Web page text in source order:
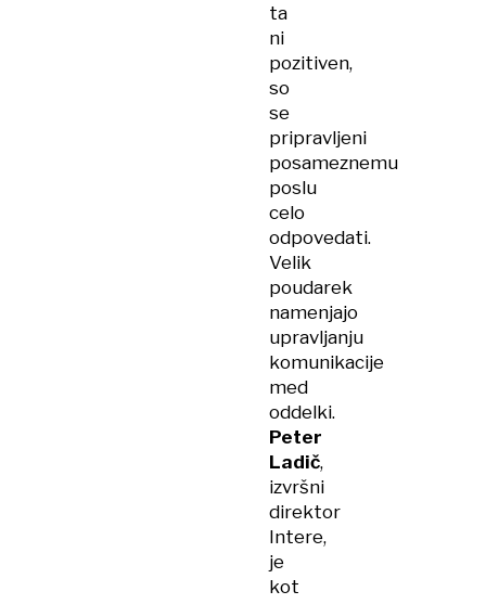
ta
ni
pozitiven,
so
se
pripravljeni
posameznemu
poslu
celo
odpovedati.
Velik
poudarek
namenjajo
upravljanju
komunikacije
med
oddelki.
Peter
Ladič,
izvršni
direktor
Intere,
je
kot